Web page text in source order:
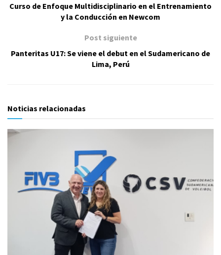
Curso de Enfoque Multidisciplinario en el Entrenamiento
y la Conducción en Newcom
Post siguiente
Panteritas U17: Se viene el debut en el Sudamericano de
Lima, Perú
Noticias relacionadas